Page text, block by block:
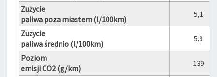
Zużycie
paliwa poza miastem (l/100km)
5,1
Zużycie
paliwa średnio (l/100km)
5.9
Poziom
emisji CO2 (g/km)
139